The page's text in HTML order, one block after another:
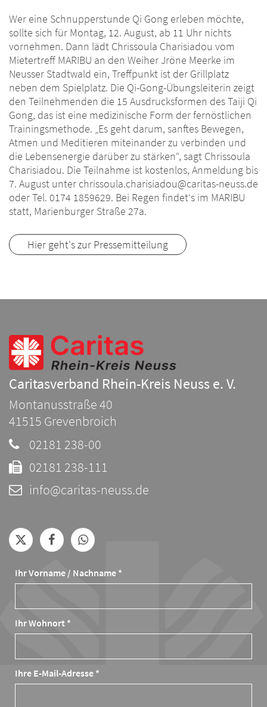
Wer eine Schnupperstunde Qi Gong erleben möchte,
sollte sich für Montag, 12. August, ab 11 Uhr nichts
vornehmen. Dann lädt Chrissoula Charisiadou vom
Mietertreff MARIBU an den Weiher Jröne Meerke im
Neusser Stadtwald ein, Treffpunkt ist der Grillplatz
neben dem Spielplatz. Die Qi-Gong-Übungsleiterin zeigt
den Teilnehmenden die 15 Ausdrucksformen des Taiji Qi
Gong, das ist eine medizinische Form der fernöstlichen
Trainingsmethode. „Es geht darum, sanftes Bewegen,
Atmen und Meditieren miteinander zu verbinden und
die Lebensenergie darüber zu stärken“, sagt Chrissoula
Charisiadou. Die Teilnahme ist kostenlos, Anmeldung bis
7. August unter chrissoula.charisiadou@caritas-neuss.de
oder Tel. 0174 1859629. Bei Regen findet‘s im MARIBU
statt, Marienburger Straße 27a.
Hier geht's zur Pressemitteilung
Ihr Vorname / Nachname *
Ihr Wohnort *
Ihre E-Mail-Adresse *
Caritasverband Rhein-Kreis Neuss e. V.
Montanusstraße 40
41515 Grevenbroich
02181 238-00
02181 238-111
info@caritas-neuss.de